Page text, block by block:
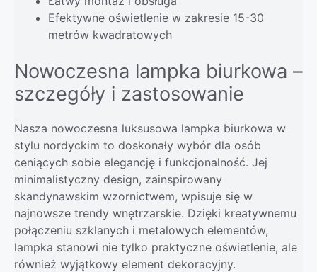
Efektywne oświetlenie w zakresie 15-30
metrów kwadratowych
Nowoczesna lampka biurkowa –
szczegóły i zastosowanie
Nasza nowoczesna luksusowa lampka biurkowa w
stylu nordyckim to doskonały wybór dla osób
ceniących sobie elegancję i funkcjonalność. Jej
minimalistyczny design, zainspirowany
skandynawskim wzornictwem, wpisuje się w
najnowsze trendy wnętrzarskie. Dzięki kreatywnemu
połączeniu szklanych i metalowych elementów,
lampka stanowi nie tylko praktyczne oświetlenie, ale
również wyjątkowy element dekoracyjny.